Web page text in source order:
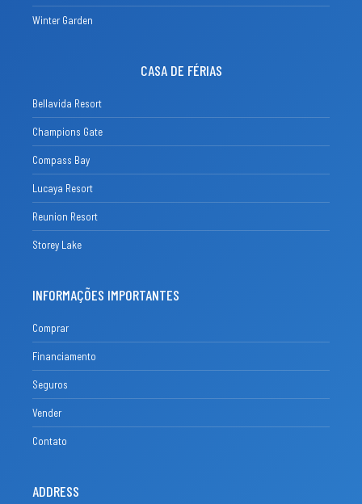
Winter Garden
CASA DE FÉRIAS
Bellavida Resort
Champions Gate
Compass Bay
Lucaya Resort
Reunion Resort
Storey Lake
INFORMAÇÕES IMPORTANTES
Comprar
Financiamento
Seguros
Vender
Contato
ADDRESS